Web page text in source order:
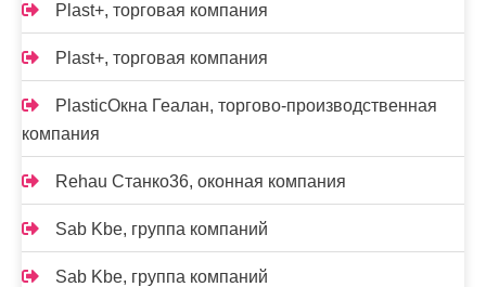
Plast+, торговая компания
Plast+, торговая компания
PlasticОкна Геалан, торгово-производственная
компания
Rehau Станко36, оконная компания
Sab Kbe, группа компаний
Sab Kbe, группа компаний